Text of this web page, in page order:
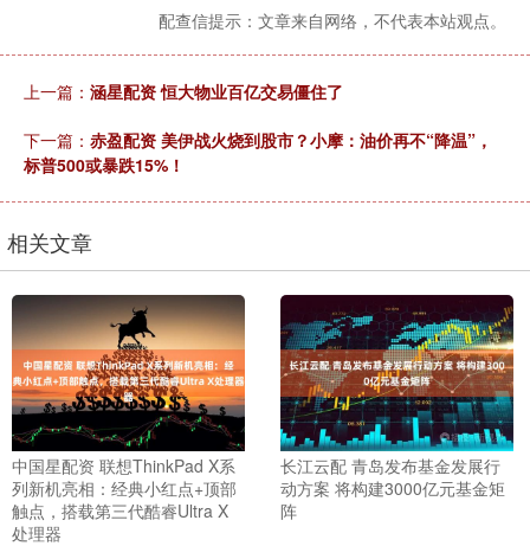
配查信提示：文章来自网络，不代表本站观点。
上一篇： 涵星配资 恒大物业百亿交易僵住了
下一篇： 赤盈配资 美伊战火烧到股市？小摩：油价再不“降温”，
标普500或暴跌15%！
相关文章
中国星配资 联想ThinkPad X系
列新机亮相：经典小红点+顶部
触点，搭载第三代酷睿Ultra X
处理器
长江云配 青岛发布基金发展行
动方案 将构建3000亿元基金矩
阵